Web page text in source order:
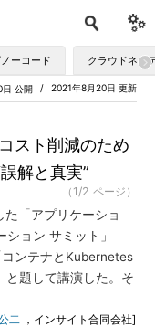
ーコード クラウドネイ
2021年8月20日 更新
日 公開
スト削減のため
解と真実”
（1/2 ページ）
「アプリケーショ
ョン サミット」
ンテナとKubernetes
と題して講演した。そ
二 ，インサイト合同会社]